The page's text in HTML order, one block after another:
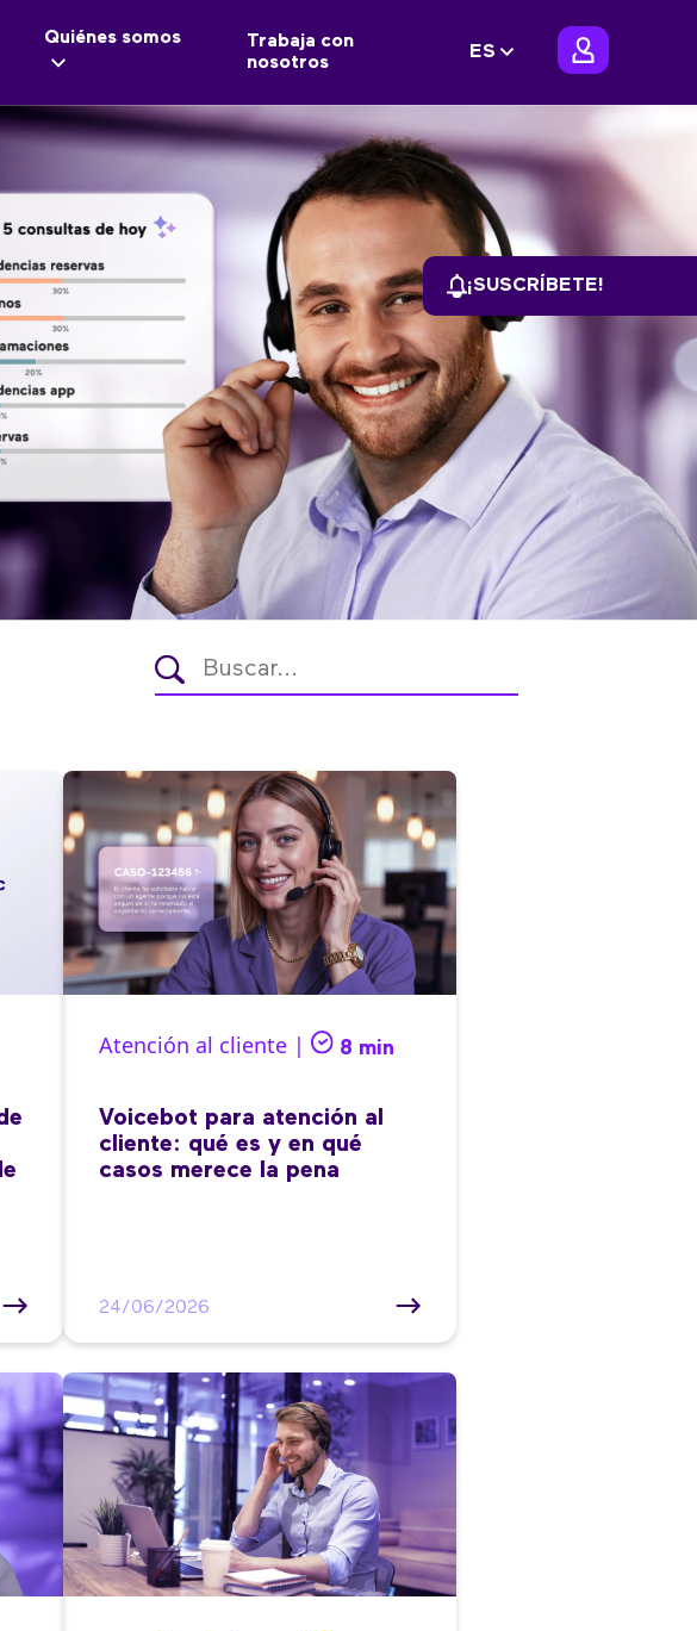
Quiénes somos
Trabaja con
nosotros
ES
Atención al cliente | 8 min
Voicebot para atención al
cliente: qué es y en qué
casos merece la pena
24/06/2026
¡SUSCRÍBETE!